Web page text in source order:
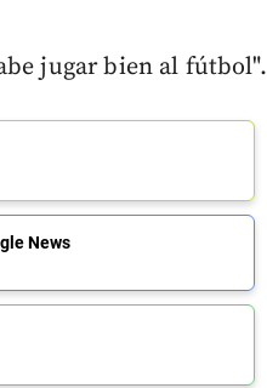
jugar bien al fútbol".
News